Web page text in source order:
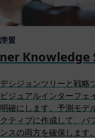
習
Knowledge
シジョンツリーと戦略
ジュアルインターフェ
確にします。予測モデ
ティブに作成して、パ
スの両方を確保します。